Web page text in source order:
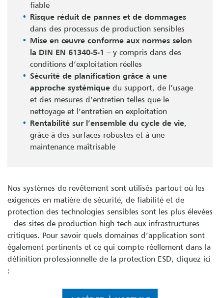
fiable
Risque réduit de pannes et de dommages
dans des processus de production sensibles
Mise en œuvre conforme aux normes selon
la DIN EN 61340-5-1 – y compris dans des
conditions d’exploitation réelles
Sécurité de planification grâce à une
approche systémique du support, de l’usage
et des mesures d’entretien telles que le
nettoyage et l’entretien en exploitation
Rentabilité sur l’ensemble du cycle de vie,
grâce à des surfaces robustes et à une
maintenance maîtrisable
Nos systèmes de revêtement sont utilisés partout où les
exigences en matière de sécurité, de fiabilité et de
protection des technologies sensibles sont les plus élevées
– des sites de production high-tech aux infrastructures
critiques. Pour savoir quels domaines d’application sont
également pertinents et ce qui compte réellement dans la
définition professionnelle de la protection ESD, cliquez ici
: